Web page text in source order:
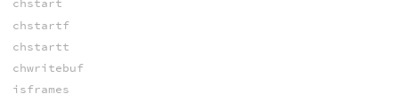
chstart
chstartf
chstartt
chwritebuf
isframes